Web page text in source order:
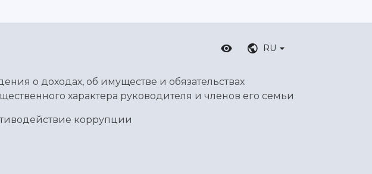
RU
о доходах, об имуществе и обязательствах
характера руководителя и членов его семьи
коррупции